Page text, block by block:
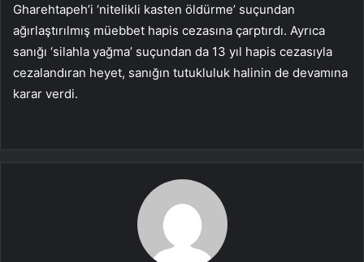
Gharehtapeh’i ‘nitelikli kasten öldürme’ suçundan
ağırlaştırılmış müebbet hapis cezasına çarptırdı. Ayrıca
sanığı ‘silahla yağma’ suçundan da 13 yıl hapis cezasıyla
cezalandıran heyet, sanığın tutukluluk halinin de devamına
karar verdi.